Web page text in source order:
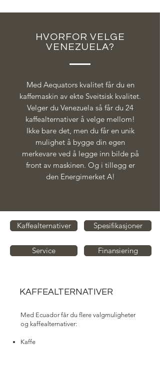
HVORFOR VELGE
VENEZUELA?
Med Aequators kvalitet får du en
kaffemaskin av ekte Sveitsisk kvalitet.
Velger du Venezuela så får du 24
kaffealternativer å velge mellom!
Ikke bare det, men du får en unik
mulighet å bygge din egen
merkevare ved å legge inn bilde på
front av maskinen. Og i tillegg er
den Energimerket A!
Kaffealternativer
Service
Spesifikasjoner
Finansiering
KAFFEALTERNATIVER
Med Ecuador får du flere valgmuligheter
og kaffealternativer:
Kaffe